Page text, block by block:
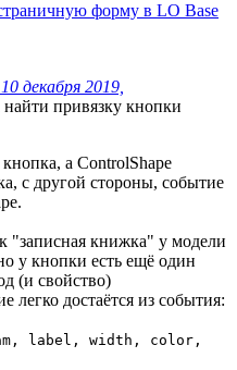
форму в LO Base
декабря 2019,
привязку кнопки
а ControlShape
с другой стороны, событие
"записная книжка" у модели
у кнопки есть ещё один
(и свойство)
легко достаётся из события:
label, width, color,